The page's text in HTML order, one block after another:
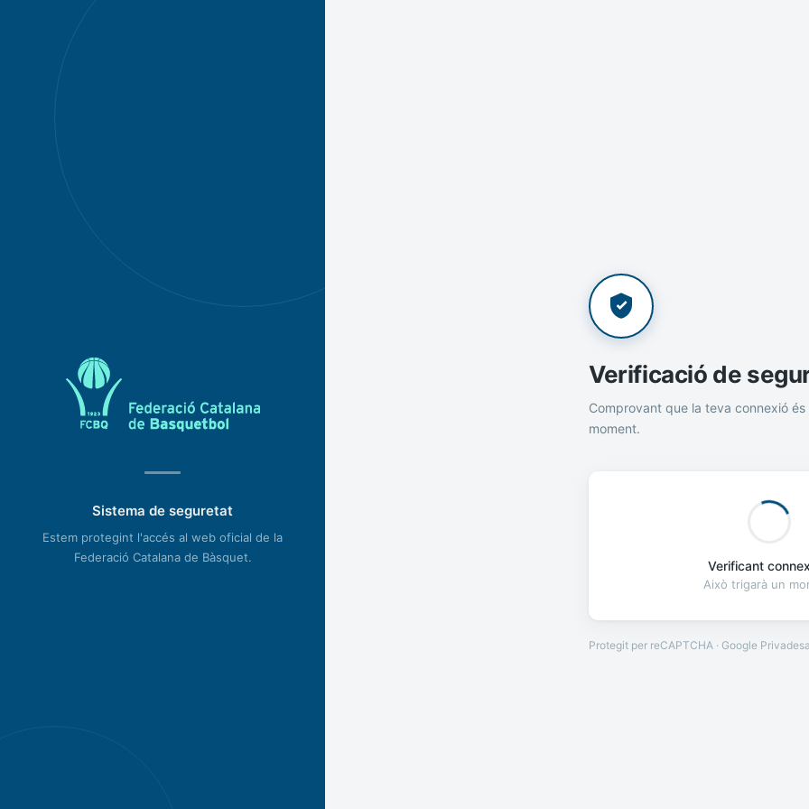
Sistema de seguretat
Estem protegint l'accés al web oficial de la
Federació Catalana de Bàsquet.
Verificació de
Comprovant que la teva connexió és
moment.
Verificant
Això trigarà un
Protegit per reCAPTCHA · Google Privadesa